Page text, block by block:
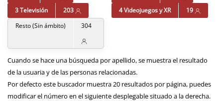
3 Televisión
203 4 Videojuegos y XR
19
Resto (Sin ámbito)
304
Cuando se hace una búsqueda por apellido, se muestra el resultado
de la usuaria y de las personas relacionadas.
Por defecto este buscador muestra 20 resultados por página, puedes
modificar el número en el siguiente desplegable situado a la derecha.